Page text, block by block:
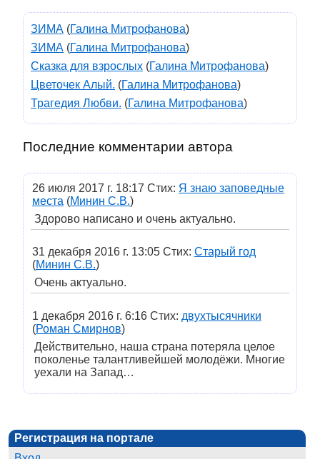
ЗИМА (Галина Митрофанова)
ЗИМА (Галина Митрофанова)
Сказка для взрослых (Галина Митрофанова)
Цветочек Алый. (Галина Митрофанова)
Трагедия Любви. (Галина Митрофанова)
Последние комментарии автора
26 июля 2017 г. 18:17 Стих: Я знаю заповедные
места (Минин С.В.)
Здорово написано и очень актуально.
31 декабря 2016 г. 13:05 Стих: Старый год
(Минин С.В.)
Очень актуально.
1 декабря 2016 г. 6:16 Стих: двухтысячники
(Роман Смирнов)
Действительно, наша страна потеряла целое
поколенье талантливейшей молодёжи. Многие
уехали на Запад…
Регистрация на портале